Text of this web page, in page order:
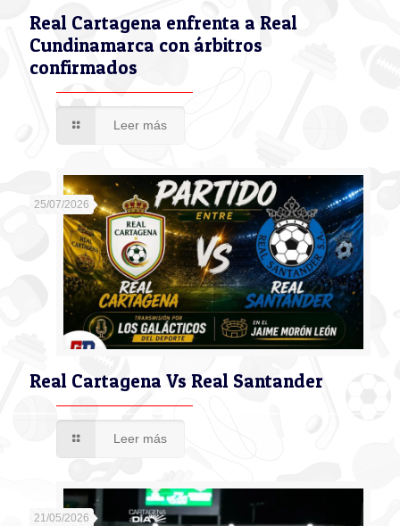
Real Cartagena enfrenta a Real
Cundinamarca con árbitros
confirmados
Leer más
25/07/2026
Real Cartagena Vs Real Santander
Leer más
21/05/2026